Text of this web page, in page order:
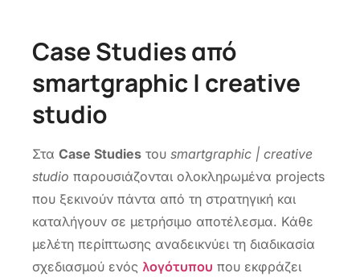
Case Studies από
smartgraphic | creative
studio
Στα Case Studies του smartgraphic | creative
studio παρουσιάζονται ολοκληρωμένα projects
που ξεκινούν πάντα από τη στρατηγική και
καταλήγουν σε μετρήσιμο αποτέλεσμα. Κάθε
μελέτη περίπτωσης αναδεικνύει τη διαδικασία
σχεδιασμού ενός λογότυπου που εκφράζει